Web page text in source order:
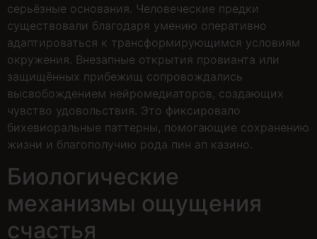
серьёзные основания. Человеческие предки
существовали благодаря умению оперативно
адаптироваться к трансформирующимся условиям
окружения. Внезапные открытия провианта или
защищённых прибежищ сопровождались
высвобождением нейромедиаторов, создающих
чувство удовольствия. Это фиксировало
бихевиоральные паттерны, помогающие сохранению
жизни и благополучию рода пин ап казино.
Биологические
механизмы ощущения
счастья